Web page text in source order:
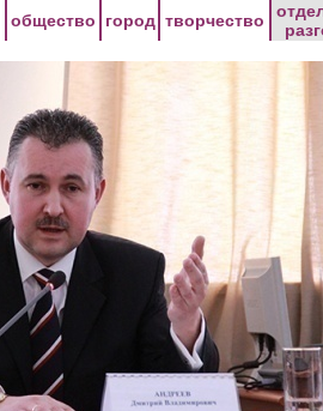
общество город творчество